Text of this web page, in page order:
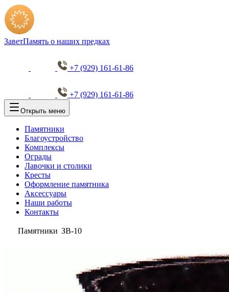
ЗаветПамять о наших предках
+7 (929) 161-61-86
+7 (929) 161-61-86
Открыть меню
Памятники
Благоустройство
Комплексы
Ограды
Лавочки и столики
Кресты
Оформление памятника
Аксессуары
Наши работы
Контакты
Памятники ЗВ-10